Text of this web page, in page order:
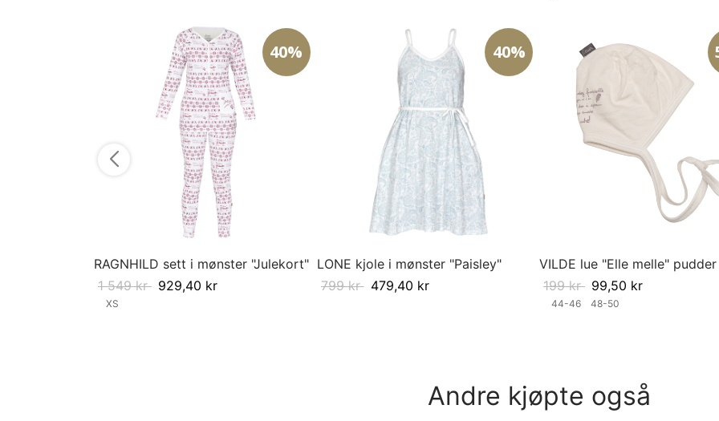
40%
RAGNHILD sett i mønster "Julekort"
1 549kr 929,40 kr
XS
40%
LONE kjole i mønster "Paisley"
799kr 479,40 kr
VILDE lue "Elle melle"
199kr 99,50 kr
44-46 48-50
Andre kjøpte også